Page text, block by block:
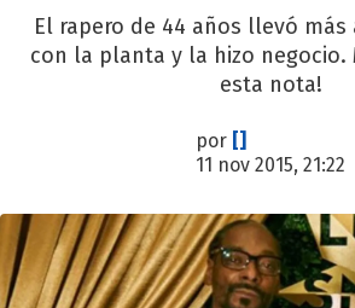
El rapero de 44 años llevó
con la planta y la hizo negocio.
esta nota!
por []
11 nov 2015, 21:22